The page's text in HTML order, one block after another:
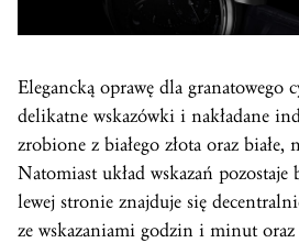
Elegancką oprawę dla granatowego
delikatne wskazówki i nakładane
zrobione z białego złota oraz białe,
Natomiast układ wskazań
lewej stronie znajduje się
ze wskazaniami godzin i minut